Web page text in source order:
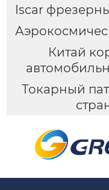
Iscar
Китай
Токарный